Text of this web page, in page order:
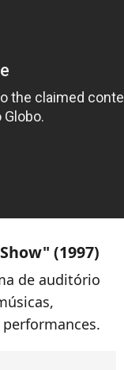
(1997)
de auditório